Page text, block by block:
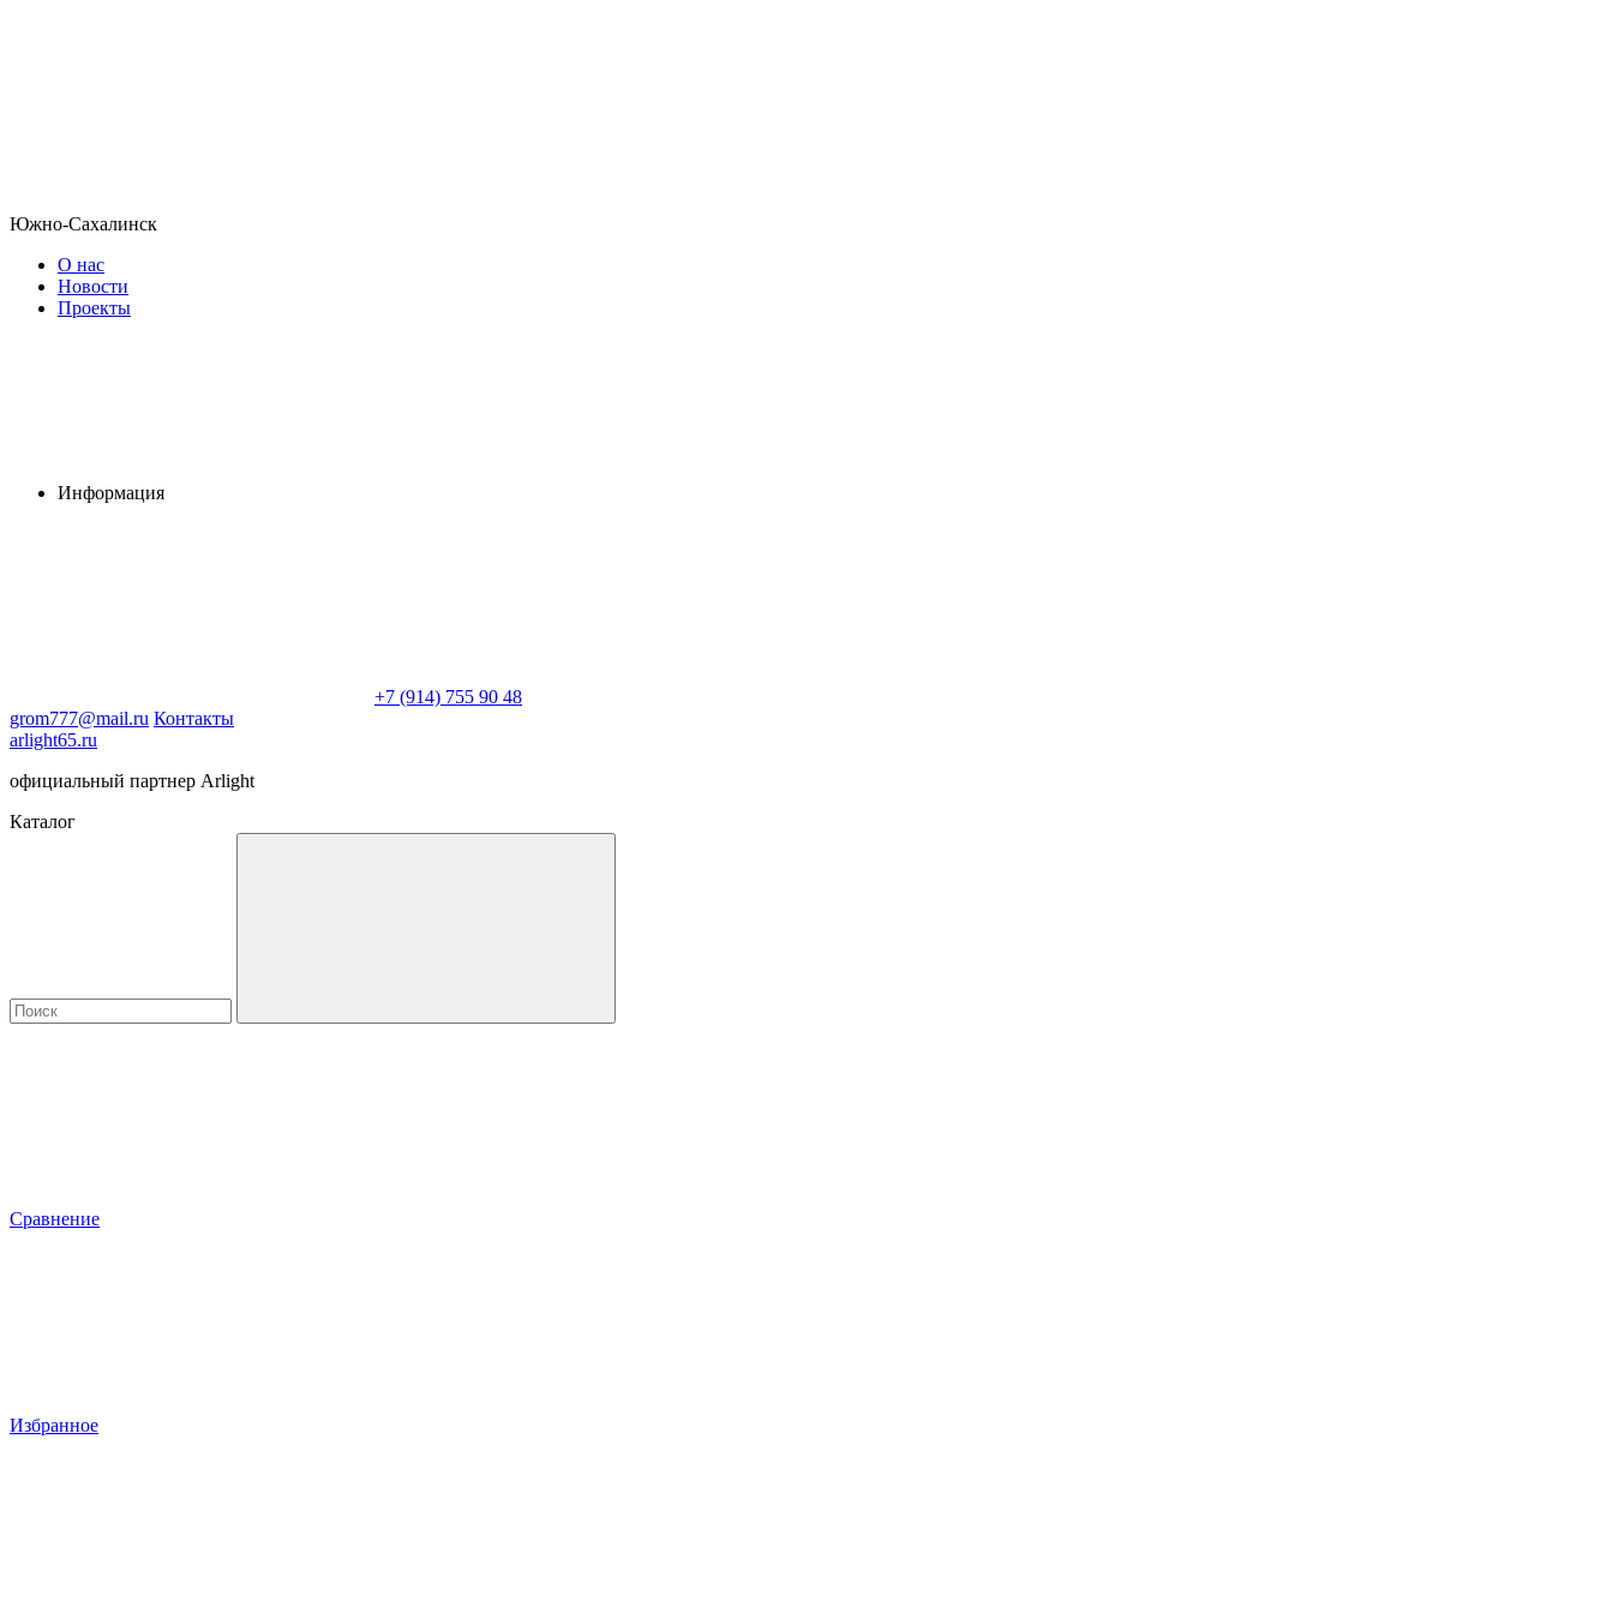
Южно-Сахалинск
О нас
Новости
Проекты
Информация
+7 (914) 755 90 48
grom777@mail.ru Контакты
arlight65.ru
официальный партнер Arlight
Каталог
Сравнение
Избранное